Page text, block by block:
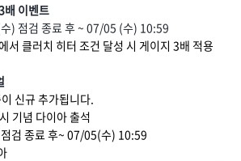
배 이벤트
) 점검 종료 후 ~ 07/05 (수) 10:59
서 클러치 히터 조건 달성 시 게이지 3배 적용
신규 추가됩니다.
기념 다이아 출석
검 종료 후~ 07/05(수) 10:59